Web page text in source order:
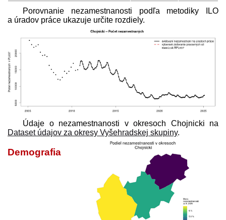
Porovnanie nezamestnanosti podľa metodiky ILO
a úradov práce ukazuje určite rozdiely.
Údaje o nezamestnanosti v okresoch Chojnicki na
Dataset údajov za okresy Vyšehradskej skupiny.
Demografia